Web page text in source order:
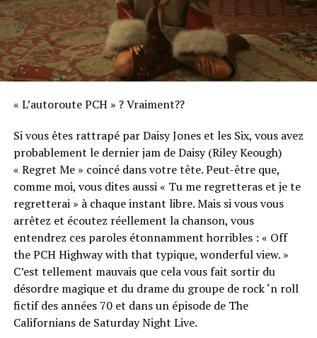
« L’autoroute PCH » ? Vraiment??
Si vous êtes rattrapé par Daisy Jones et les Six, vous avez
probablement le dernier jam de Daisy (Riley Keough)
« Regret Me » coincé dans votre tête. Peut-être que,
comme moi, vous dites aussi « Tu me regretteras et je te
regretterai » à chaque instant libre. Mais si vous vous
arrêtez et écoutez réellement la chanson, vous
entendrez ces paroles étonnamment horribles : « Off
the PCH Highway with that typique, wonderful view. »
C’est tellement mauvais que cela vous fait sortir du
désordre magique et du drame du groupe de rock ‘n roll
fictif des années 70 et dans un épisode de The
Californians de Saturday Night Live.